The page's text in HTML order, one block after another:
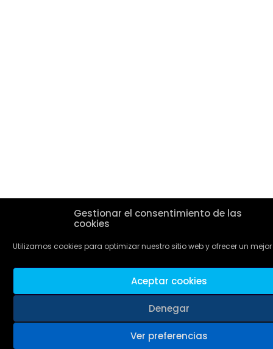
Gestionar el consentimiento de las
cookies
Utilizamos cookies para optimizar nuestro sitio web y ofrecer un
Aceptar cookies
Denegar
Ver preferencias